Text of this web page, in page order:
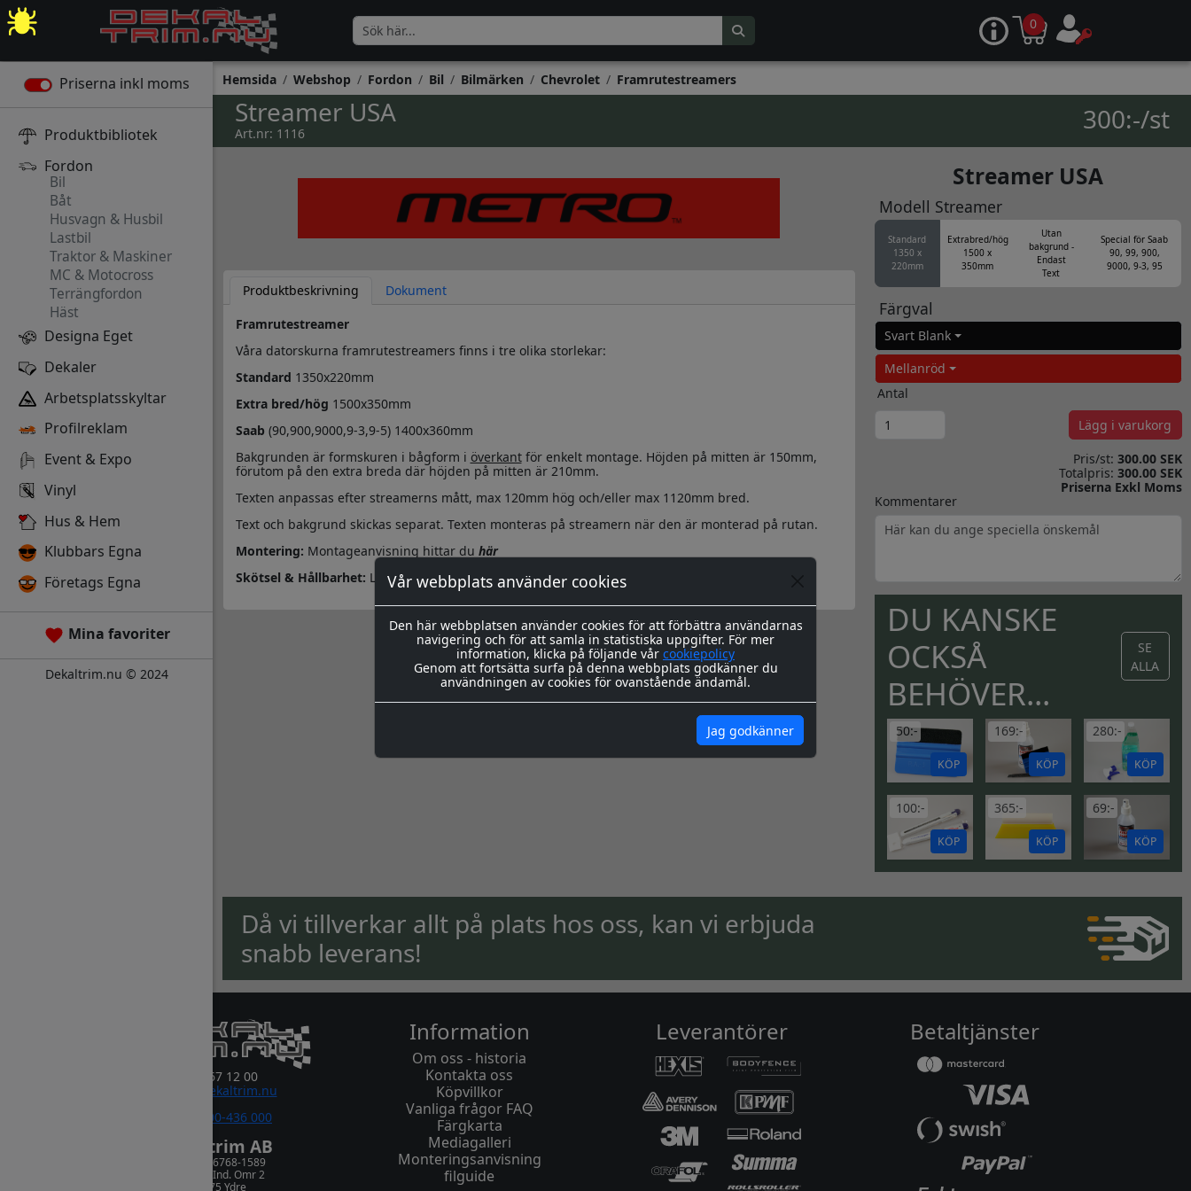
Vår webbplats använder cookies
Den här webbplatsen använder cookies för att förbättra användarnas
navigering och för att samla in statistiska uppgifter. För mer
information, klicka på följande vår cookiepolicy
Genom att fortsätta surfa på denna webbplats godkänner du
användningen av cookies för ovanstående ändamål.
Jag godkänner
0
Priserna inkl moms
Produktbibliotek
Fordon
Bil
Båt
Husvagn & Husbil
Lastbil
Traktor & Maskiner
MC & Motocross
Terrängfordon
Häst
Designa Eget
Dekaler
Arbetsplatsskyltar
Profilreklam
Event & Expo
Vinyl
Hus & Hem
Klubbars Egna
Företags Egna
Mina favoriter
Dekaltrim.nu © 2024
Hemsida Webshop Fordon Bil Bilmärken Chevrolet Framrutestreamers
Streamer USA
Art.nr: 1116 300:-/st
Produktbeskrivning
Dokument
Framrutestreamer
Våra datorskurna framrutestreamers finns i tre olika storlekar:
Standard 1350x220mm
Extra bred/hög 1500x350mm
Saab (90,900,9000,9-3,9-5) 1400x360mm
Bakgrunden är formskuren i bågform i överkantför enkelt montage. Höjden på mitten är 150mm,
förutom på den extra breda där höjden på mitten är 210mm.
Texten anpassas efter streamerns mått, max 120mm hög och/eller max 1120mm bred.
Text och bakgrund skickas separat. Texten monteras på streamern när den är monterad på rutan.
Montering: Montageanvisning hittar du här
Skötsel & Hållbarhet: Läs igenom våra instruktioner före och efter montage
Streamer USA
Modell Streamer
Standard
1350 x
220mm
Extrabred/hög
1500 x
350mm
Utan
bakgrund -
Endast
Text
Special för Saab
90, 99, 900,
9000, 9-3, 95
Färgval
Svart Blank
Mellanröd
Antal
Lägg i varukorg
Pris/st: 300.00 SEK
Totalpris: 300.00 SEK
Priserna Exkl Moms
Kommentarer
DU KANSKE
OCKSÅ
BEHÖVER...
SE
ALLA
50:-
KÖP
169:-
KÖP
280:-
KÖP
100:-
KÖP
365:-
KÖP
69:-
KÖP
Då vi tillverkar allt på plats hos oss, kan vi erbjuda
snabb leverans!
0381-67 12 00
order@dekaltrim.nu
0700-436 000
Dekaltrim AB
Orgnr. 556768-1589
Rydsnäs Ind. Omr 2
573 75 Ydre
Information
Om oss - historia
Kontakta oss
Köpvillkor
Vanliga frågor FAQ
Färgkarta
Mediagalleri
Monteringsanvisning
filguide
Leverantörer Betaltjänster